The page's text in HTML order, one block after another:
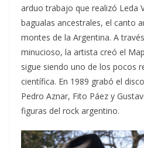
arduo trabajo que realizó Leda
bagualas ancestrales, el canto
montes de la Argentina. A
minucioso, la artista creó el
sigue siendo uno de los pocos
científica. En 1989 grabó el disco
Pedro Aznar, Fito Páez y
figuras del rock argentino.